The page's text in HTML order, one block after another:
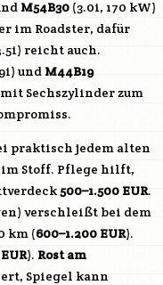
M54B30 (3.0i, 170 kW)
im Roadster, dafür
reicht auch.
und M44B19
Sechszylinder zum
praktisch jedem alten
Stoff. Pflege hilft,
500–1.500 EUR.
verschleißt bei dem
km (600–1.200 EUR).
). Rost am
Spiegel kann